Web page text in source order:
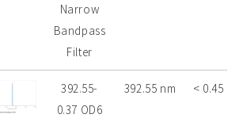
Narrow
Bandpass
Filter
392.55-
0.37 OD6
392.55 nm < 0.45